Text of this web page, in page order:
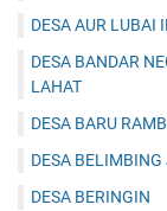
DESA AUR LUBAI
DESA BANDAR
LAHAT
DESA BARU
DESA BELIMBING
DESA BERINGIN